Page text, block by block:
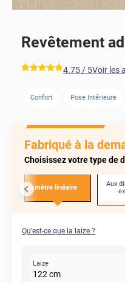
Revêtement
*****
4.75 / 5Voir les
Confort Pose Intérieure
Fabriqué à la
Choisissez votre type de
Au mètre linéaire
Aux
Qu'est-ce que la laize ?
Laize
122 cm